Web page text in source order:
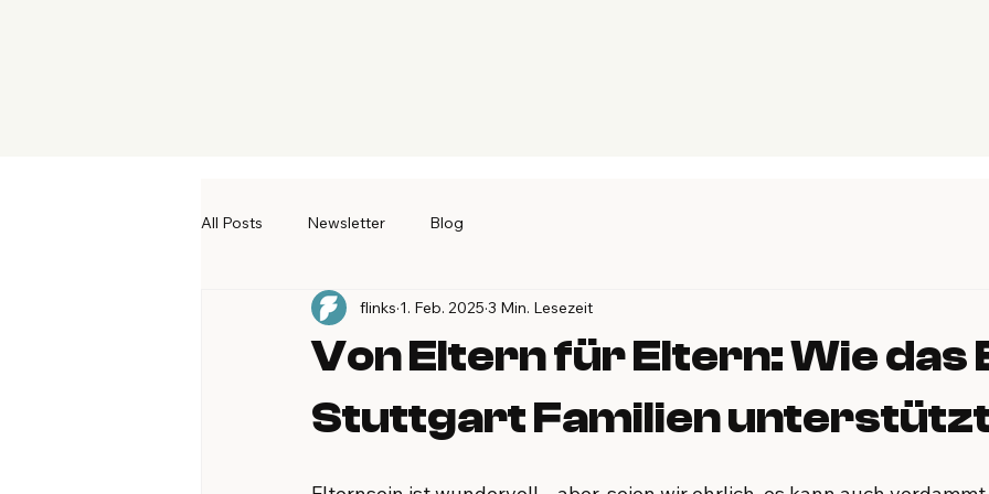
All Posts Newsletter Blog
Von Eltern für Eltern: Wie das
Stuttgart Familien
flinks 1. Feb. 2025 3 Min. Lesezeit